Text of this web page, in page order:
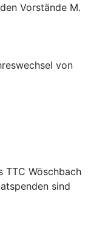
Vorstände M.
von
TTC Wöschbach
sind